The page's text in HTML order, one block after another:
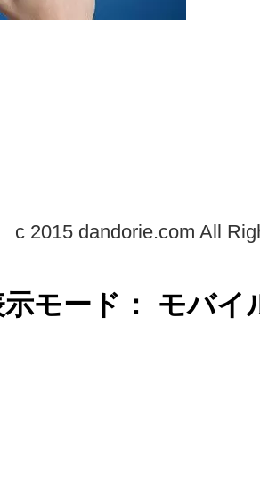
c 2015 dandorie.com All
示モード： モバ